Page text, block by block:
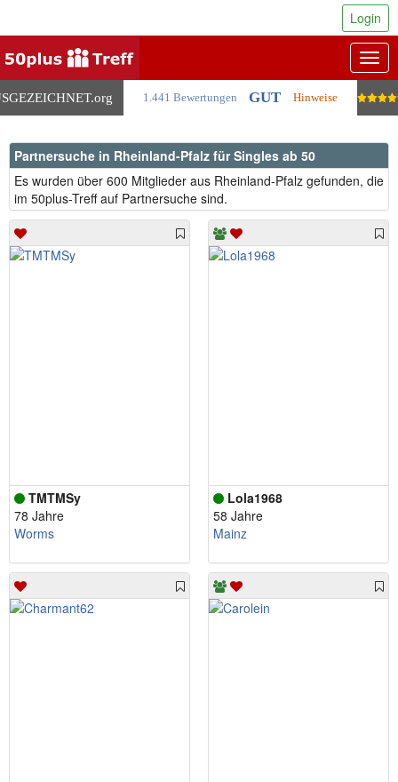
.org 1.441 Bewertungen GUT Hinweise
Login
Partnersuche in Rheinland-Pfalz für Singles ab 50
Es wurden über 600 Mitglieder aus Rheinland-Pfalz gefunden, die
im 50plus-Treff auf Partnersuche sind.
TMTMSy
78 Jahre
Worms
Lola1968
58 Jahre
Mainz